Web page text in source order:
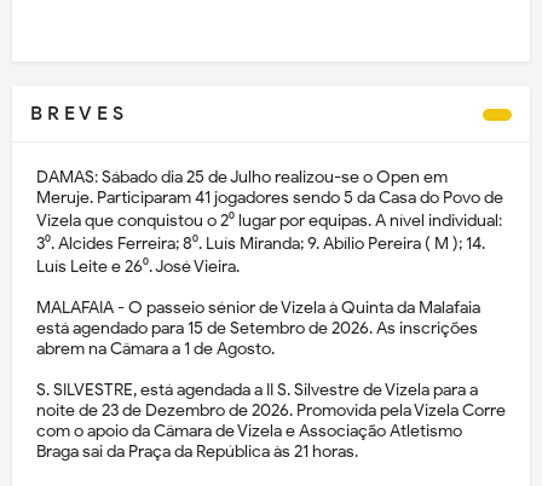
B R E V E S
DAMAS: Sábado dia 25 de Julho realizou-se o Open em
Meruje. Participaram 41 jogadores sendo 5 da Casa do Povo de
Vizela que conquistou o 2⁰ lugar por equipas. A nível individual:
3⁰. Alcides Ferreira; 8⁰. Luís Miranda; 9. Abílio Pereira ( M ); 14.
Luís Leite e 26⁰. José Vieira.
MALAFAIA - O passeio sénior de Vizela à Quinta da Malafaia
está agendado para 15 de Setembro de 2026. As inscrições
abrem na Câmara a 1 de Agosto.
S. SILVESTRE, está agendada a II S. Silvestre de Vizela para a
noite de 23 de Dezembro de 2026. Promovida pela Vizela Corre
com o apoio da Câmara de Vizela e Associação Atletismo
Braga sai da Praça da República às 21 horas.